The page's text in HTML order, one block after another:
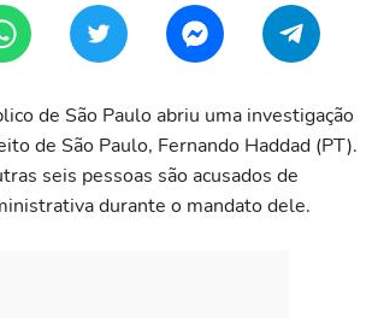
de São Paulo abriu uma investigação
de São Paulo, Fernando Haddad (PT).
seis pessoas são acusados de
durante o mandato dele.